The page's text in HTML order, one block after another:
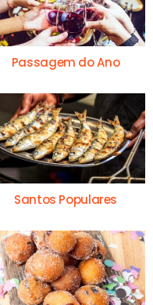
Passagem do Ano
Santos Populares